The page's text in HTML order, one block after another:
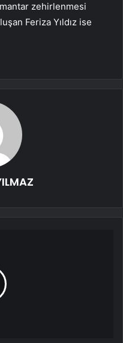
zehirlenmesi
Feriza Yıldız ise